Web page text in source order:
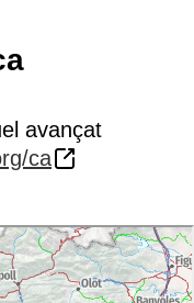
avançat
ca